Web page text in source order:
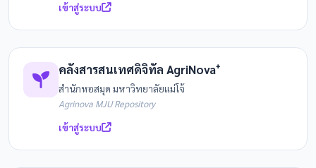
เข้าสู่ระบบ
คลังสารสนเทศดิจิทัล AgriNova⁺
สำนักหอสมุด มหาวิทยาลัยแม่โจ้
Agrinova MJU Repository
เข้าสู่ระบบ